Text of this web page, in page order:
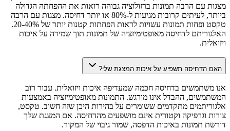
מצגות עם הרבה תמונות ברזולוציה גבוהה רואות את ההפחתה הגדולה
ביותר, לעיתים קרובות מגיעות ל-80% או יותר דחיסה. מצגות עם הרבה
טקסט ופחות תמונות עשויות לראות הפחתות קטנות יותר של 20-40%.
האלגוריתם לדחיסה מאופטימיזציה של תמונות תוך שמירה על איכות
ויזואלית.
האם הדחיסה תשפיע על איכות המצגת שלי?
אנו משתמשים בדחיסה חכמה שמעדיפה איכות ויזואלית. עבור רוב
המשתמשים, ההבדל אינו מורגש. התמונות מאופטימיזציה באמצעות
אלגוריתמים מתקדמים ששומרים על בהירות היכן שזה חשוב. טקסט,
צורות וגרפיקה וקטורית אינם מושפעים מהדחיסה. אם המצגת שלך
דורשת תמונות באיכות הדפסה, שמור גיבוי של המקור.